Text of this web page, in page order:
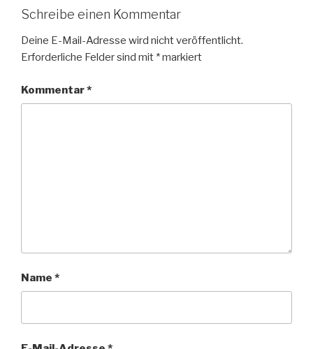
Schreibe einen Kommentar
Deine E-Mail-Adresse wird nicht veröffentlicht.
Erforderliche Felder sind mit *markiert
Kommentar*
Name *